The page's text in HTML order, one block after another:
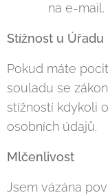
na e-mail.
Stížnost u
Pokud máte
souladu se
stížností kdykoli
osobních údajů.
Mlčenlivost
Jsem vázána